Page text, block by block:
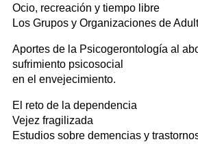
Ocio, recreación y tiempo libre
Los Grupos y Organizaciones de
Aportes de la Psicogerontología al
sufrimiento psicosocial
en el envejecimiento.
El reto de la dependencia
Vejez fragilizada
Estudios sobre demencias y